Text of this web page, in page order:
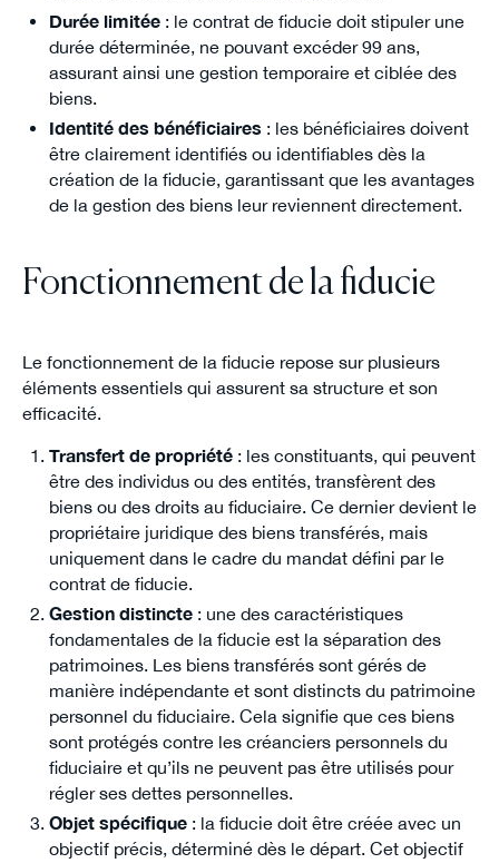
Durée limitée: le contrat de fiducie doit stipuler une
durée déterminée, ne pouvant excéder 99 ans,
assurant ainsi une gestion temporaire et ciblée des
biens.
Identité des bénéficiaires : les bénéficiaires doivent
être clairement identifiés ou identifiables dès la
création de la fiducie, garantissant que les avantages
de la gestion des biens leur reviennent directement.
Fonctionnement de la fiducie
Le fonctionnement de la fiducie repose sur plusieurs
éléments essentiels qui assurent sa structure et son
efficacité.
Transfert de propriété: les constituants, qui peuvent
être des individus ou des entités, transfèrent des
biens ou des droits au fiduciaire. Ce dernier devient le
propriétaire juridique des biens transférés, mais
uniquement dans le cadre du mandat défini par le
contrat de fiducie.
Gestion distincte: une des caractéristiques
fondamentales de la fiducie est la séparation des
patrimoines. Les biens transférés sont gérés de
manière indépendante et sont distincts du patrimoine
personnel du fiduciaire. Cela signifie que ces biens
sont protégés contre les créanciers personnels du
fiduciaire et qu’ils ne peuvent pas être utilisés pour
régler ses dettes personnelles.
Objet spécifique: la fiducie doit être créée avec un
objectif précis, déterminé dès le départ. Cet objectif